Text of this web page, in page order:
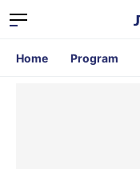
Home Program